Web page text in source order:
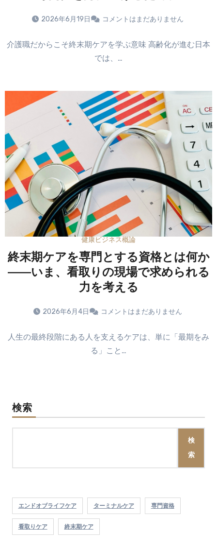
2026年6月19日 コメントはまだありません
介護職だからこそ終末期ケアを学ぶ意味 高齢化が進む日本
では、…
健康ビジネス概論
終末期ケアを専門とする資格とは何か
――いま、看取りの現場で求められる
力を考える
2026年6月4日 コメントはまだありません
人生の最終段階にある人を支えるケアは、単に「最期をみ
る」こと…
検索
検
索
エンドオブライフケア ターミナルケア 専門資格
看取りケア 終末期ケア